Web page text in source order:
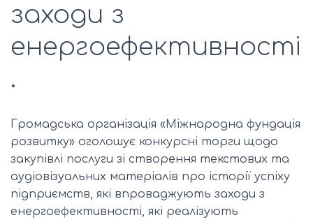
заходи з
енергоефективності
.
Громадська організація «Міжнародна фундація
розвитку» оголошує конкурсні торги щодо
закупівлі послуги зі створення текстових та
аудіовізуальних матеріалів про історії успіху
підприємств, які впроваджують заходи з
енергоефективності, які реалізують